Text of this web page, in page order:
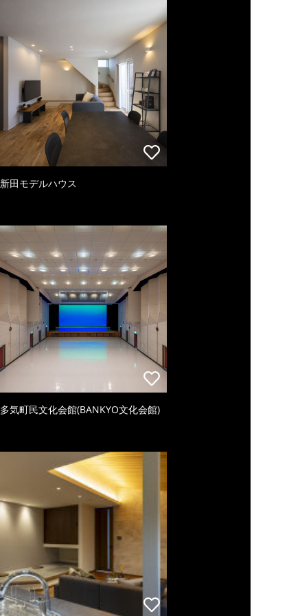
新田モデルハウス
多気町民文化会館(BANKYO文化会館)